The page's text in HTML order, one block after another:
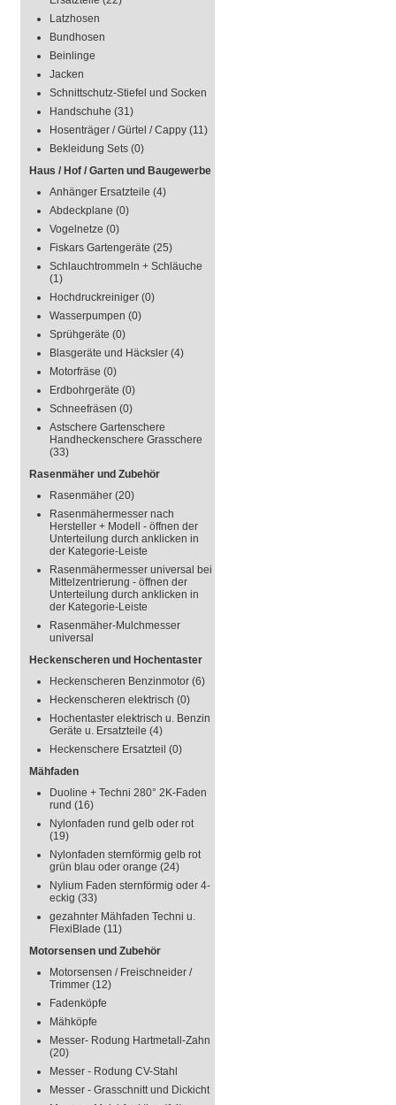
Latzhosen
Bundhosen
Beinlinge
Jacken
Schnittschutz-Stiefel und Socken
Handschuhe (31)
Hosenträger / Gürtel / Cappy (11)
Bekleidung Sets (0)
Haus / Hof / Garten und Baugewerbe
Anhänger Ersatzteile (4)
Abdeckplane (0)
Vogelnetze (0)
Fiskars Gartengeräte (25)
Schlauchtrommeln + Schläuche
(1)
Hochdruckreiniger (0)
Wasserpumpen (0)
Sprühgeräte (0)
Blasgeräte und Häcksler (4)
Motorfräse (0)
Erdbohrgeräte (0)
Schneefräsen (0)
Astschere Gartenschere
Handheckenschere Grasschere
(33)
Rasenmäher und Zubehör
Rasenmäher (20)
Rasenmähermesser nach
Hersteller + Modell - öffnen der
Unterteilung durch anklicken in
der Kategorie-Leiste
Rasenmähermesser universal bei
Mittelzentrierung - öffnen der
Unterteilung durch anklicken in
der Kategorie-Leiste
Rasenmäher-Mulchmesser
universal
Heckenscheren und Hochentaster
Heckenscheren Benzinmotor (6)
Heckenscheren elektrisch (0)
Hochentaster elektrisch u. Benzin
Geräte u. Ersatzteile (4)
Heckenschere Ersatzteil (0)
Mähfaden
Duoline + Techni 280° 2K-Faden
rund (16)
Nylonfaden rund gelb oder rot
(19)
Nylonfaden sternförmig gelb rot
grün blau oder orange (24)
Nylium Faden sternförmig oder 4-
eckig (33)
gezahnter Mähfaden Techni u.
FlexiBlade (11)
Motorsensen und Zubehör
Motorsensen / Freischneider /
Trimmer (12)
Fadenköpfe
Mähköpfe
Messer- Rodung Hartmetall-Zahn
(20)
Messer - Rodung CV-Stahl
Messer - Grasschnitt und Dickicht